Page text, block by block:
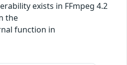
exists in FFmpeg 4.2
the
function in